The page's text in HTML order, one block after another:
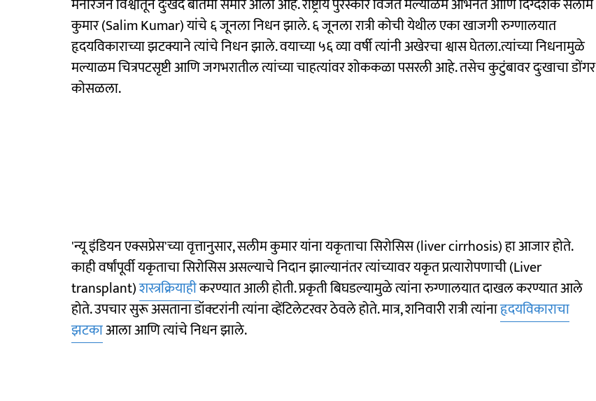
मनोरंजन विश्वातून दुःखद बातमी समोर आली आहे. राष्ट्रीय पुरस्कार विजेते मल्याळम अभिनेते आणि दिग्दर्शक सलीम
कुमार (Salim Kumar) यांचे ६ जूनला निधन झाले. ६ जूनला रात्री कोची येथील एका खाजगी रुग्णालयात
हृदयविकाराच्या झटक्याने त्यांचे निधन झाले. वयाच्या ५६ व्या वर्षी त्यांनी अखेरचा श्वास घेतला.त्यांच्या निधनामुळे
मल्याळम चित्रपटसृष्टी आणि जगभरातील त्यांच्या चाहत्यांवर शोककळा पसरली आहे. तसेच कुटुंबावर दुःखाचा डोंगर
कोसळला.
'न्यू इंडियन एक्सप्रेस'च्या वृत्तानुसार, सलीम कुमार यांना यकृताचा सिरोसिस (liver cirrhosis) हा आजार होते.
काही वर्षांपूर्वी यकृताचा सिरोसिस असल्याचे निदान झाल्यानंतर त्यांच्यावर यकृत प्रत्यारोपणाची (Liver
transplant)शस्त्रक्रियाहीकरण्यात आली होती. प्रकृती बिघडल्यामुळे त्यांना रुग्णालयात दाखल करण्यात आले
होते. उपचार सुरू असताना डॉक्टरांनी त्यांना व्हेंटिलेटरवर ठेवले होते. मात्र, शनिवारी रात्री त्यांनाहृदयविकाराचा
झटकाआला आणि त्यांचे निधन झाले.